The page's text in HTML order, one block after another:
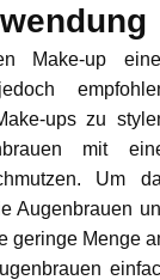
Make-up
ups zu
mit
Um
Augenbrauen
geringe Menge